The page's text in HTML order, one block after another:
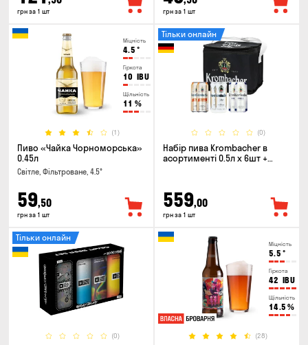
грн за 1 шт грн за 1 шт
Міцність
4.5 °
Гіркота
10 IBU
Щільність
11 %
(1)
Пиво «Чайка Чорноморська»
0.45л
Світле, Фільтроване, 4.5°
59,50
грн за 1 шт
(0)
Тільки онлайн
Набір пива Krombacher в
асортименті 0.5л х 6шт +
559,00
грн за 1 шт
(0)
Тільки онлайн
Міцність
5.5 °
Гіркота
42 IBU
Щільність
14.5 %
(28)